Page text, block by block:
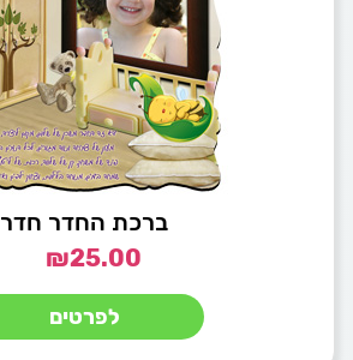
ברכת החדר חדר
₪25.00
לפרטים